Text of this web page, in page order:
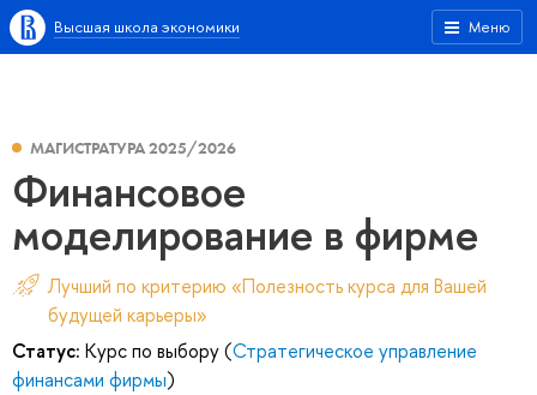
Меню
Высшая школа экономики
МАГИСТРАТУРА 2025/2026
Финансовое
моделирование в фирме
Лучший по критерию «Полезность курса для Вашей
будущей карьеры»
Статус: Курс по выбору (Стратегическое управление
финансами фирмы)